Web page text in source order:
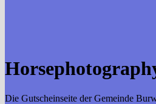
Die Gutscheinseite der Gemeinde